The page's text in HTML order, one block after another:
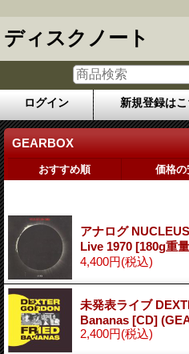
ディスクノート
ログイン 新規登録は
GEARBOX
おすすめ順 価格の
アナログ
Live 1970 [180g重
4,400円(税込)
未発表ライブ
Bananas [CD]
2,400円(税込)